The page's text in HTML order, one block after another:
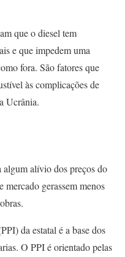
que o diesel tem
e que impedem uma
fora. São fatores que
às complicações de
Ucrânia.
alívio dos preços do
mercado gerassem menos
da estatal é a base dos
O PPI é orientado pelas